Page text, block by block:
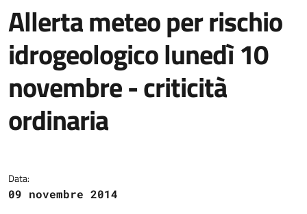
Allerta meteo per rischio
idrogeologico lunedì 10
novembre - criticità
ordinaria
Data:
09 novembre 2014